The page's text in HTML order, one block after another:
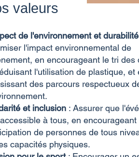
valeurs
de l'environnement et
l'impact environnemental de
en encourageant le tri des
l'utilisation de plastique, et
des parcours respectueux
et inclusion : Assurer que
à tous, en encourageant
de personnes de tous
capacités physiques.